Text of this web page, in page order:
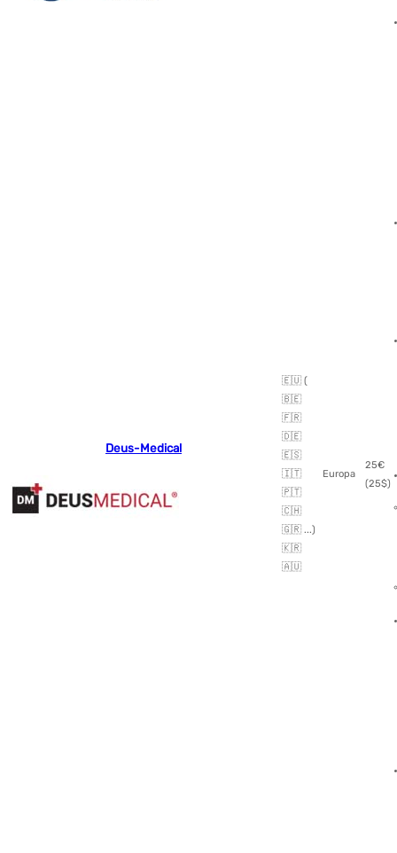
Deus-Medical
🇪🇺 (
🇧🇪
🇫🇷
🇩🇪
🇪🇸
🇮🇹
🇵🇹
🇨🇭
🇬🇷 ...)
🇰🇷
🇦🇺
Europa
25€
(25$)